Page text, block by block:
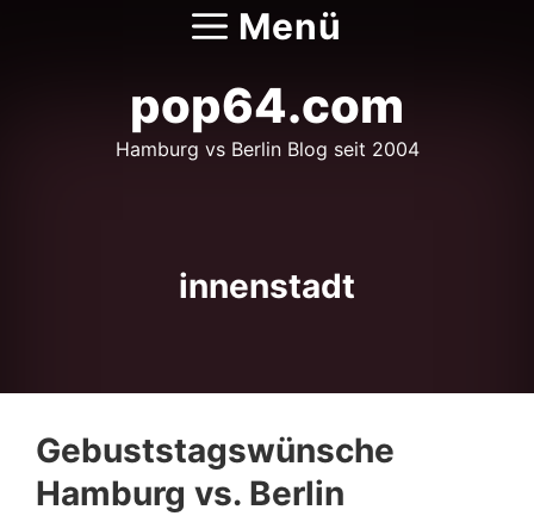
Menü
pop64.com
Hamburg vs Berlin Blog seit 2004
innenstadt
Gebuststagswünsche
Hamburg vs. Berlin